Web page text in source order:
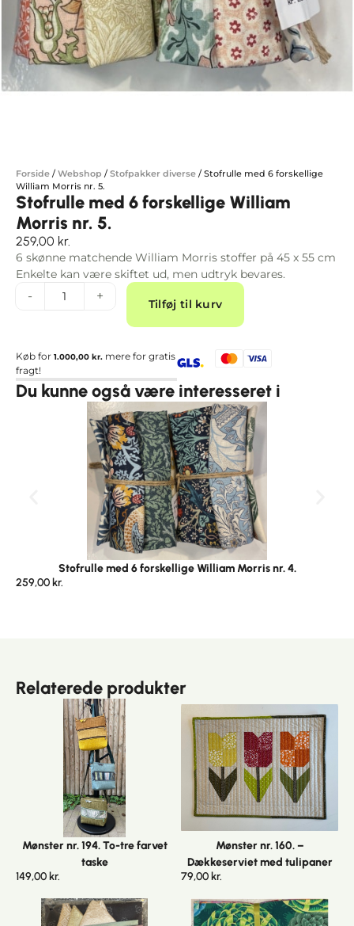
Forside / Webshop / Stofpakker diverse / Stofrulle med 6 forskellige
William Morris nr. 5.
Stofrulle med 6 forskellige William
Morris nr. 5.
259,00 kr.
6 skønne matchende William Morris stoffer på 45 x 55 cm
Enkelte kan være skiftet ud, men udtryk bevares.
- +
Tilføj til kurv
Køb for 1.000,00 kr. mere for gratis
fragt!
Du kunne også være interesseret i
Stofrulle med 6 forskellige William Morris nr. 4.
259,00 kr.
Relaterede produkter
Mønster nr. 194. To-tre farvet
taske
149,00 kr.
Mønster nr. 160. –
Dækkeserviet med tulipaner
79,00 kr.